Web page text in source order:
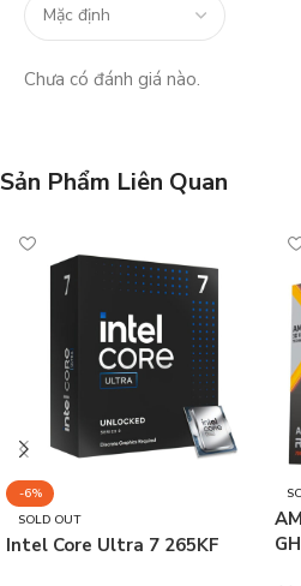
Chưa có đánh giá nào.
Sản Phẩm Liên Quan
-6%
SOLD OUT
Intel Core Ultra 7 265KF